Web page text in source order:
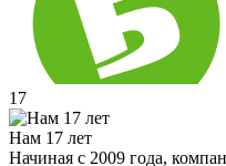
17
Нам 17 лет
Начиная с 2009 года,